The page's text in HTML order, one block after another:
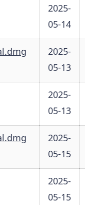
2025-
05-14
2025-
05-13
2025-
05-13
2025-
05-15
2025-
05-15